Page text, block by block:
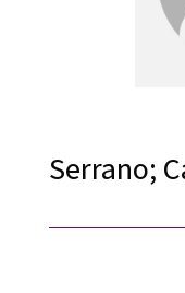
Serrano;